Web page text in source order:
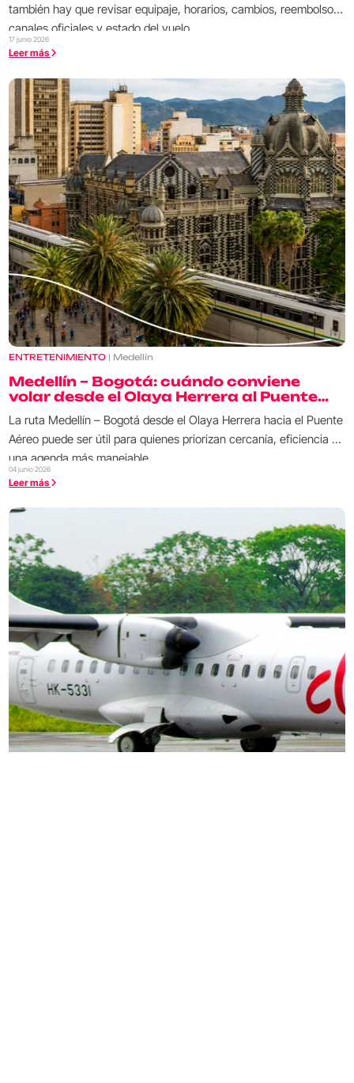
también hay que revisar equipaje, horarios, cambios, reembolsos,
canales oficiales y estado del vuelo.
17 junio 2026
Leer más
ENTRETENIMIENTO | Medellín
Medellín – Bogotá: cuándo conviene
volar desde el Olaya Herrera al Puente
Aéreo
La ruta Medellín – Bogotá desde el Olaya Herrera hacia el Puente
Aéreo puede ser útil para quienes priorizan cercanía, eficiencia y
una agenda más manejable.
04 junio 2026
Leer más